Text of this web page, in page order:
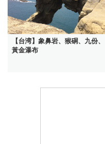
【台湾】象鼻岩、猴硐、九份、
黃金瀑布